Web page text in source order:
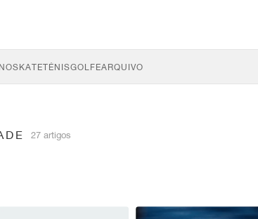
SKATETÉNISGOLFEARQUIVO
27 artigos